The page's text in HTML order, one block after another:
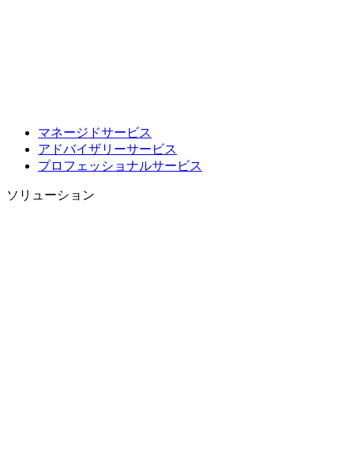
マネージドサービス
アドバイザリーサービス
プロフェッショナルサービス
ソリューション